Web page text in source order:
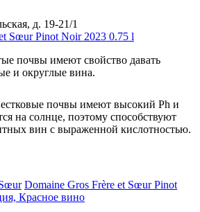
д. 19-21/1
почвы имеют свойство давать
и округлые вина.
почвы имеют высокий Ph и
на солнце, поэтому способствуют
вин с выраженной кислотностью.
Domaine Gros Frère et Sœur Pinot
Красное вино